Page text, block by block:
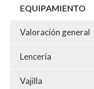
EQUIPAMIENTO
Valoración general
Lencería
Vajilla